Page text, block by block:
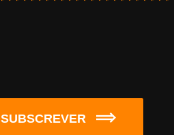
SUBSCREVER